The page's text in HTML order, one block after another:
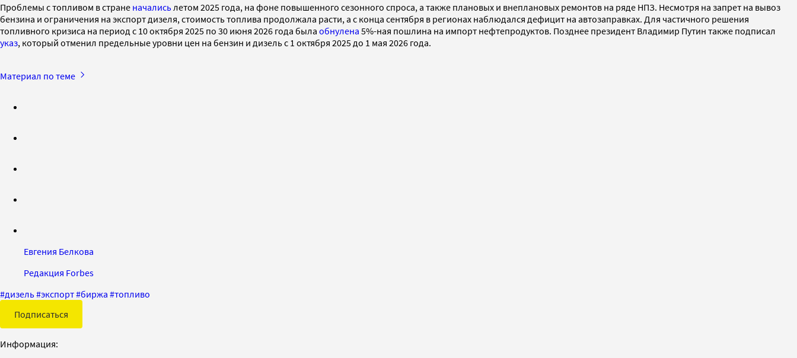
Проблемы с топливом в стране начались летом 2025 года, на фоне повышенного сезонного спроса, а также плановых и внеплановых ремонтов на ряде НПЗ. Несмотря на запрет на вывоз
бензина и ограничения на экспорт дизеля, стоимость топлива продолжала расти, а с конца сентября в регионах наблюдался дефицит на автозаправках. Для частичного решения
топливного кризиса на период с 10 октября 2025 по 30 июня 2026 года была обнулена 5%-ная пошлина на импорт нефтепродуктов. Позднее президент Владимир Путин также подписал
указ, который отменил предельные уровни цен на бензин и дизель с 1 октября 2025 до 1 мая 2026 года.
Материал по теме
Евгения Белкова
Редакция Forbes
#дизель#экспорт#биржа #топливо
Подписаться
Информация: